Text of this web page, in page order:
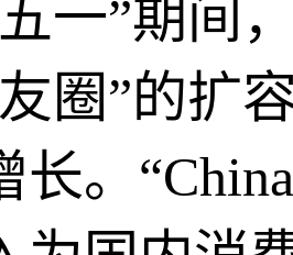
一”期间
圈”的扩
长。